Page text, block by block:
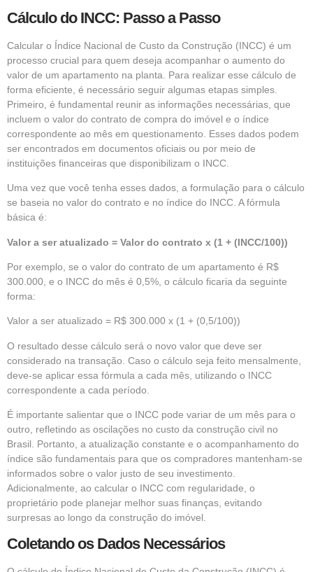
Cálculo do INCC: Passo a Passo
Calcular o Índice Nacional de Custo da Construção (INCC) é um
processo crucial para quem deseja acompanhar o aumento do
valor de um apartamento na planta. Para realizar esse cálculo de
forma eficiente, é necessário seguir algumas etapas simples.
Primeiro, é fundamental reunir as informações necessárias, que
incluem o valor do contrato de compra do imóvel e o índice
correspondente ao mês em questionamento. Esses dados podem
ser encontrados em documentos oficiais ou por meio de
instituições financeiras que disponibilizam o INCC.
Uma vez que você tenha esses dados, a formulação para o cálculo
se baseia no valor do contrato e no índice do INCC. A fórmula
básica é:
Valor a ser atualizado = Valor do contrato x (1 + (INCC/100))
Por exemplo, se o valor do contrato de um apartamento é R$
300.000, e o INCC do mês é 0,5%, o cálculo ficaria da seguinte
forma:
Valor a ser atualizado = R$ 300.000 x (1 + (0,5/100))
O resultado desse cálculo será o novo valor que deve ser
considerado na transação. Caso o cálculo seja feito mensalmente,
deve-se aplicar essa fórmula a cada mês, utilizando o INCC
correspondente a cada período.
É importante salientar que o INCC pode variar de um mês para o
outro, refletindo as oscilações no custo da construção civil no
Brasil. Portanto, a atualização constante e o acompanhamento do
índice são fundamentais para que os compradores mantenham-se
informados sobre o valor justo de seu investimento.
Adicionalmente, ao calcular o INCC com regularidade, o
proprietário pode planejar melhor suas finanças, evitando
surpresas ao longo da construção do imóvel.
Coletando os Dados Necessários